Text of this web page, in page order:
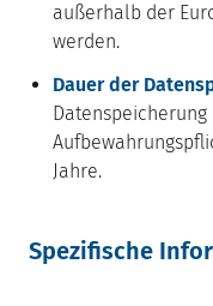
außerhalb der
werden.
Dauer der
Jahre.
Spezifische